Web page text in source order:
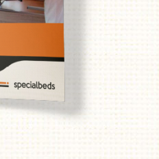
gemakkelijke stappen op
knop "Start uw aanvraag"